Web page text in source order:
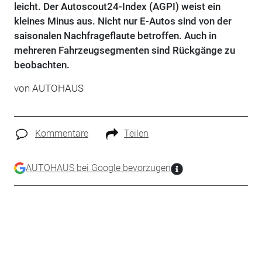
leicht. Der Autoscout24-Index (AGPI) weist ein
kleines Minus aus. Nicht nur E-Autos sind von der
saisonalen Nachfrageflaute betroffen. Auch in
mehreren Fahrzeugsegmenten sind Rückgänge zu
beobachten.
von AUTOHAUS
Kommentare Teilen
AUTOHAUS bei Google bevorzugen